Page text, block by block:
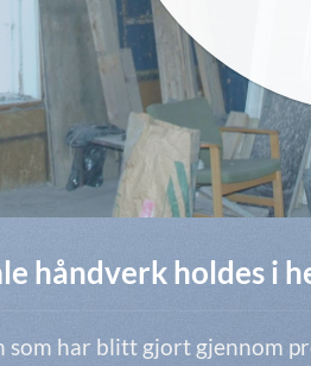
håndverk holdes i
har blitt gjort gjennom